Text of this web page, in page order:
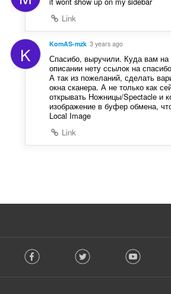
è
r
:
Link
K KomAS-mzk 3 years ago
Спасибо, выручили. Куда вам
описании нету ссылок на
А так из пожеланий, сделать
окна сканера. А не только как
открывать Ножницы/Spectacle и
изображение в буфер обмена,
Local Image
Link
o Facebook Twitter Youtube